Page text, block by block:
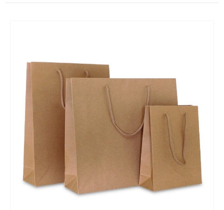
springen